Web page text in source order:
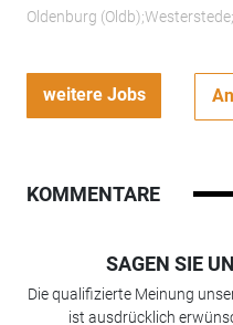
Oldenburg
weitere Jobs
KOMMENTARE
SAGEN SIE
Die qualifizierte Meinung
ist ausdrücklich